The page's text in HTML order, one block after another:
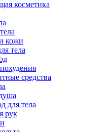
косметика
кожи
тела
средства
для тела
рук